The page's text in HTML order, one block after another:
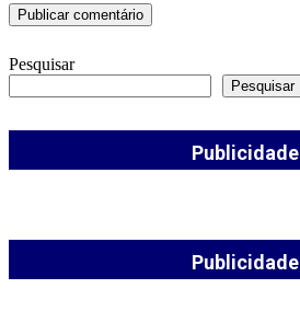
Pesquisar
Pesquisar
Publicidade
Publicidade